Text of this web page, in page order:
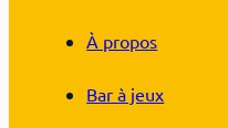
À propos
Bar à jeux